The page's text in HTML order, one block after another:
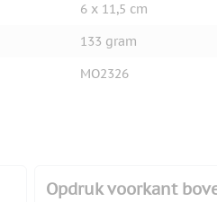
6 x 11,5 cm
133 gram
MO2326
Opdruk voorkant